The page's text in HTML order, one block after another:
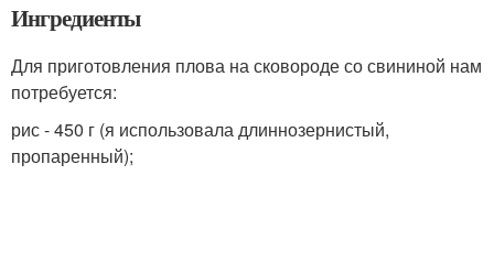
Ингредиенты
Для приготовления плова на сковороде со свининой нам
потребуется:
рис - 450 г (я использовала длиннозернистый,
пропаренный);